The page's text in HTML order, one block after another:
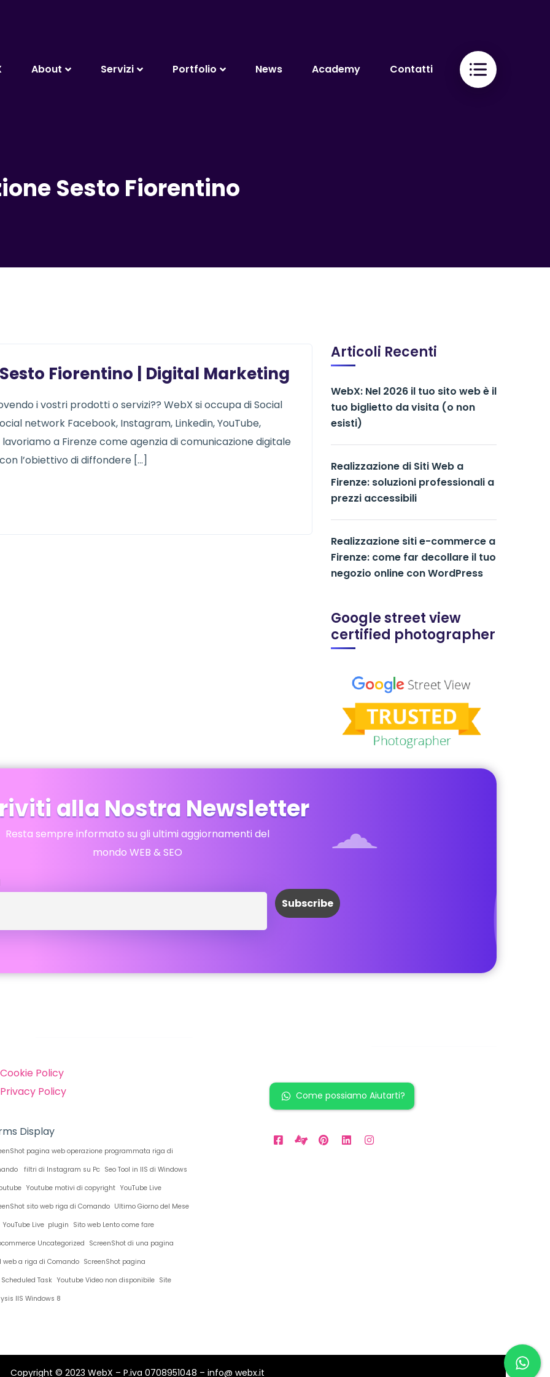
About Servizi Portfolio News Academy Contatti
Sesto Fiorentino
Fiorentino | Digital Marketing
i vostri prodotti o servizi?? WebX si occupa di Social
network Facebook, Instagram, Linkedin, YouTube,
a Firenze come agenzia di comunicazione digitale
l’obiettivo di diffondere […]
Articoli Recenti
WebX: Nel 2026 il tuo sito web è il
tuo biglietto da visita (o non
esisti)
Realizzazione di Siti Web a
Firenze: soluzioni professionali a
prezzi accessibili
Realizzazione siti e-commerce a
Firenze: come far decollare il tuo
negozio online con WordPress
Google street view
certified photographer
alla Nostra Newsletter
Resta sempre informato su gli ultimi aggiornamenti del
mondo WEB & SEO
Cookie Policy
Privacy Policy
Display
pagina web operazione programmata riga di
filtri di Instagram su Pc Seo Tool in IIS di Windows
Youtube motivi di copyright YouTube Live
sito web riga di Comando Ultimo Giorno del Mese
YouTube Live plugin Sito web Lento come fare
Uncategorized ScreenShot di una pagina
web a riga di Comando ScreenShot pagina
Task Youtube Video non disponibile Site
IIS Windows 8
Come possiamo Aiutarti?
Copyright © 2023 WebX – P.iva 0708951048 – info@ webx.it